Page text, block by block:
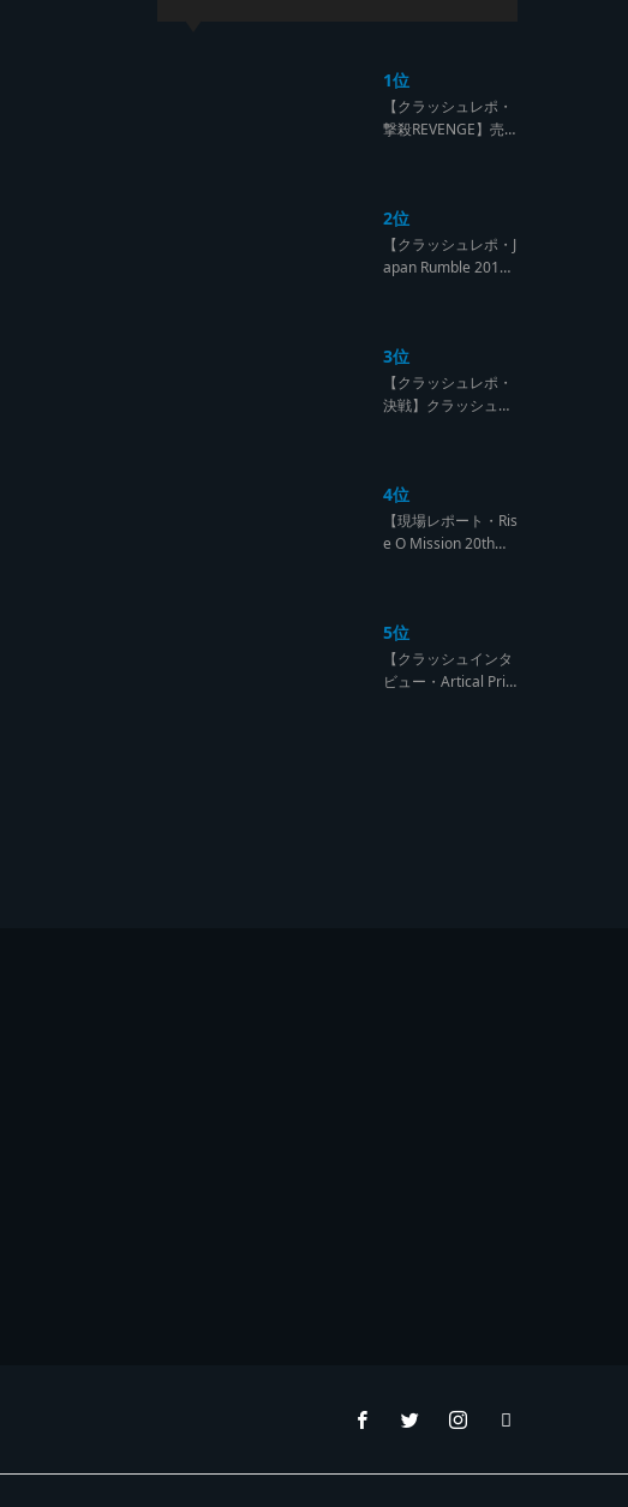
1位
【クラッシュレポ・
撃殺REVENGE】売
【Yard Beat vs Like
A Stream レゲエサ
ウンド クラッシュレ
2位
【クラッシュレポ・J
apan Rumble 201
ASH【レゲエサウン
ド クラッシュレポー
ト】
3位
【クラッシュレポ・
決戦】クラッシュ戦
Down レゲエサウン
ド クラッシュレポー
ト】
4位
【現場レポート・Ris
e O Mission 20th】
ッション】
5位
【クラッシュインタ
ビュー・Artical Prid